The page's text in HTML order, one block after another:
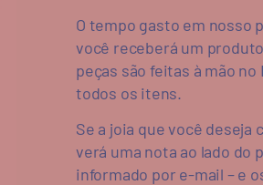
O tempo gasto em nosso
você receberá um
peças são feitas à mão
todos os itens.
Se a joia que você
verá uma nota ao lado do
informado por e-mail – e